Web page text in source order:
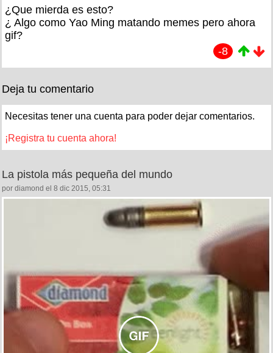
¿Que mierda es esto?
¿ Algo como Yao Ming matando memes pero ahora
gif?
-8
Deja tu comentario
Necesitas tener una cuenta para poder dejar comentarios.
¡Registra tu cuenta ahora!
La pistola más pequeña del mundo
por diamond el 8 dic 2015, 05:31